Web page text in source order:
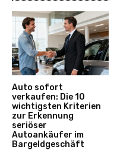
Auto sofort
verkaufen: Die 10
wichtigsten Kriterien
zur Erkennung
seriöser
Autoankäufer im
Bargeldgeschäft